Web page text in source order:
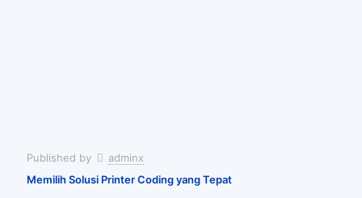
Published by
adminx
Memilih Solusi Printer Coding yang Tepat